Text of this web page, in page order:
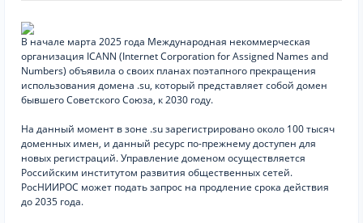
В начале марта 2025 года Международная некоммерческая
организация ICANN (Internet Corporation for Assigned Names and
Numbers) объявила о своих планах поэтапного прекращения
использования домена .su, который представляет собой домен
бывшего Советского Союза, к 2030 году.
На данный момент в зоне .su зарегистрировано около 100 тысяч
доменных имен, и данный ресурс по-прежнему доступен для
новых регистраций. Управление доменом осуществляется
Российским институтом развития общественных сетей.
РосНИИРОС может подать запрос на продление срока действия
до 2035 года.